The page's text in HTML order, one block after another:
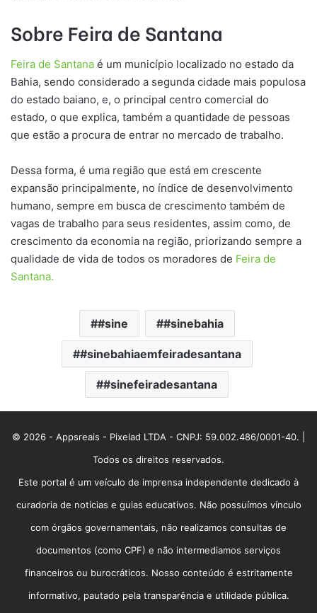
Sobre Feira de Santana
Feira de Santana é um município localizado no estado da
Bahia, sendo considerado a segunda cidade mais populosa
do estado baiano, e, o principal centro comercial do
estado, o que explica, também a quantidade de pessoas
que estão a procura de entrar no mercado de trabalho.
Dessa forma, é uma região que está em crescente
expansão principalmente, no índice de desenvolvimento
humano, sempre em busca de crescimento também de
vagas de trabalho para seus residentes, assim como, de
crescimento da economia na região, priorizando sempre a
qualidade de vida de todos os moradores de Feira de
Santana.
#sine #sinebahia
#sinebahiaemfeiradesantana
#sinefeiradesantana
© 2026 - Appsreais - Pixelad LTDA - CNPJ: 59.002.486/0001-40. |
Todos os direitos reservados.
Este portal é um veículo de imprensa independente dedicado à
curadoria de notícias e guias educativos. Não possuímos vínculo
com órgãos governamentais, não realizamos consultas de
documentos (como CPF) e não intermediamos serviços
financeiros ou burocráticos. Nosso conteúdo é estritamente
informativo, pautado pela transparência e utilidade pública.